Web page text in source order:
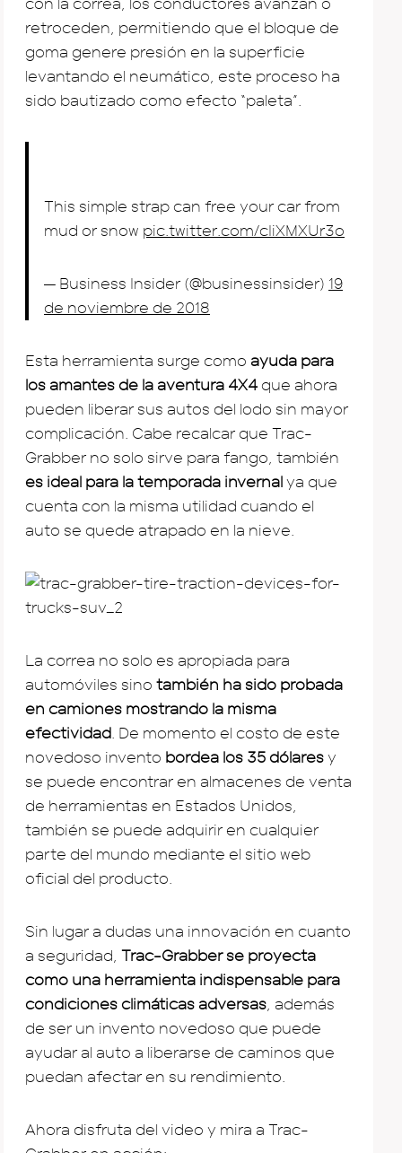
con la correa, los conductores avanzan o
retroceden, permitiendo que el bloque de
goma genere presión en la superficie
levantando el neumático, este proceso ha
sido bautizado como efecto “paleta”.
This simple strap can free your car from
mud or snow pic.twitter.com/cIiXMXUr3o
— Business Insider (@businessinsider) 19
de noviembre de 2018
Esta herramienta surge como ayuda para
los amantes de la aventura 4X4 que ahora
pueden liberar sus autos del lodo sin mayor
complicación. Cabe recalcar que Trac-
Grabber no solo sirve para fango, también
es ideal para la temporada invernal ya que
cuenta con la misma utilidad cuando el
auto se quede atrapado en la nieve.
La correa no solo es apropiada para
automóviles sino también ha sido probada
en camiones mostrando la misma
efectividad . De momento el costo de este
novedoso invento bordea los 35 dólares y
se puede encontrar en almacenes de venta
de herramientas en Estados Unidos,
también se puede adquirir en cualquier
parte del mundo mediante el sitio web
oficial del producto.
Sin lugar a dudas una innovación en cuanto
a seguridad, Trac-Grabber se proyecta
como una herramienta indispensable para
condiciones climáticas adversas , además
de ser un invento novedoso que puede
ayudar al auto a liberarse de caminos que
puedan afectar en su rendimiento.
Ahora disfruta del video y mira a Trac-